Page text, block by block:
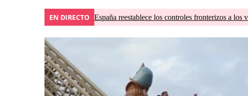
EN DIRECTO España reestablece los controles fronterizos a los